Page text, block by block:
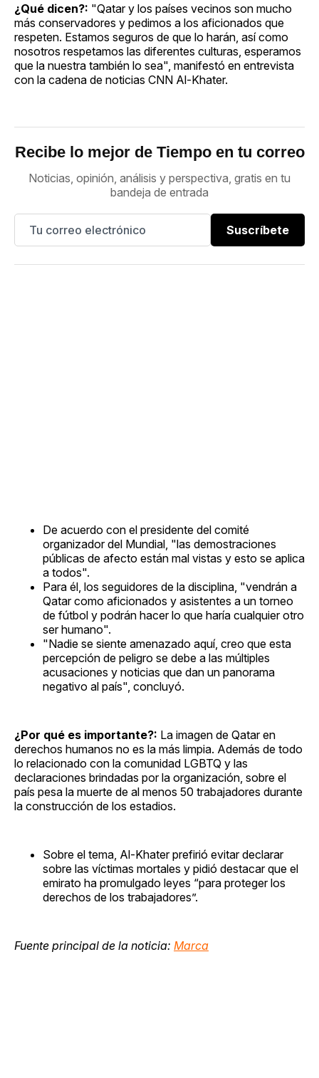
¿Qué dicen?: "Qatar y los países vecinos son mucho
más conservadores y pedimos a los aficionados que
respeten. Estamos seguros de que lo harán, así como
nosotros respetamos las diferentes culturas, esperamos
que la nuestra también lo sea", manifestó en entrevista
con la cadena de noticias CNN Al-Khater.
Recibe lo mejor de Tiempo en tu correo
Noticias, opinión, análisis y perspectiva, gratis en tu
bandeja de entrada
Suscríbete
De acuerdo con el presidente del comité
organizador del Mundial, "las demostraciones
públicas de afecto están mal vistas y esto se aplica
a todos".
Para él, los seguidores de la disciplina, "vendrán a
Qatar como aficionados y asistentes a un torneo
de fútbol y podrán hacer lo que haría cualquier otro
ser humano".
"Nadie se siente amenazado aquí, creo que esta
percepción de peligro se debe a las múltiples
acusaciones y noticias que dan un panorama
negativo al país", concluyó.
¿Por qué es importante?: La imagen de Qatar en
derechos humanos no es la más limpia. Además de todo
lo relacionado con la comunidad LGBTQ y las
declaraciones brindadas por la organización, sobre el
país pesa la muerte de al menos 50 trabajadores durante
la construcción de los estadios.
Sobre el tema, Al-Khater prefirió evitar declarar
sobre las víctimas mortales y pidió destacar que el
emirato ha promulgado leyes “para proteger los
derechos de los trabajadores”.
Fuente principal de la noticia: Marca